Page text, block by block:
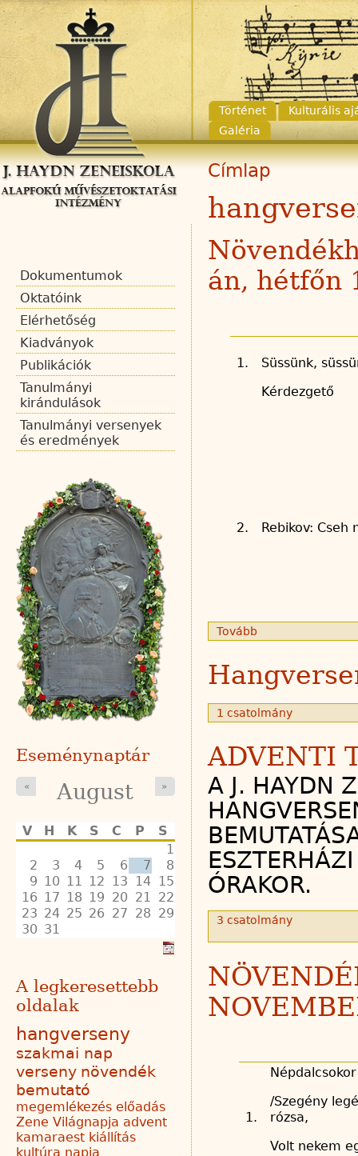
Történet
Kulturális
Galéria
Címlap
án, hétfőn
1.
Süssünk,
Kérdezgető
2. Rebikov: Cseh
Tovább
1 csatolmány
ADVENTI
A J. HAYDN
ÓRAKOR.
3 csatolmány
1.
Népdalcsokor
/Szegény
rózsa,
Volt nekem
Dokumentumok
Oktatóink
Elérhetőség
Kiadványok
Publikációk
Tanulmányi
kirándulások
Tanulmányi versenyek
és eredmények
Eseménynaptár
« August »
V H K S C P
S
1
2
3 4 5 6 7
8
9 10 11 12 13 14 15
16 17 18 19 20 21
22
23 24 25 26 27 28 29
30 31
A legkeresettebb
oldalak
hangverseny
szakmai nap
verseny növendék
bemutató
megemlékezés előadás
Zene Világnapja advent
kamaraest kiállítás
kultúra napja